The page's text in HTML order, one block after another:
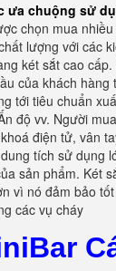
ưa chuộng sử
chọn mua
lượng với các
két sắt cao
của khách hàng
tới tiêu chuẩn
độ vv. Người
điện tử, vân
tích sử dụng
sản phẩm. Két
vì nó đảm bảo
các vụ cháy